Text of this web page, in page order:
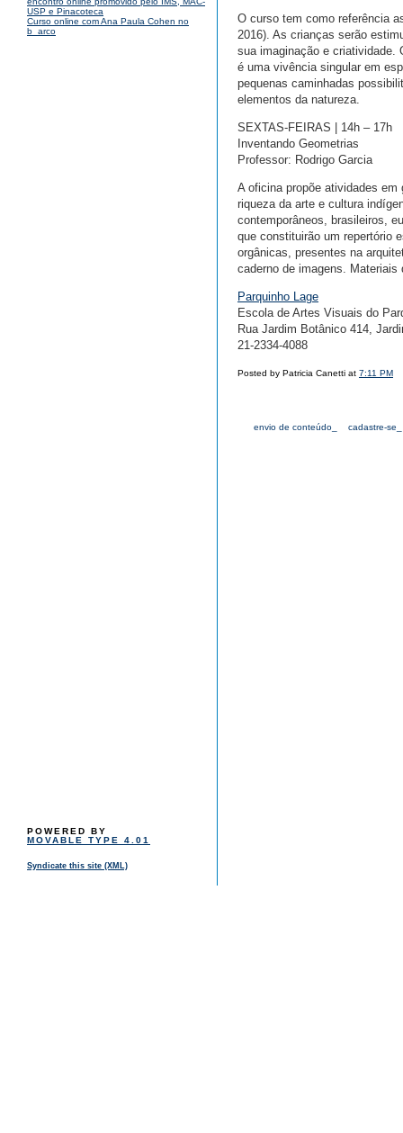
USP e Pinacoteca
Curso online com Ana Paula Cohen no
b_arco
POWERED BY
MOVABLE TYPE 4.01
Syndicate this site (XML)
O curso tem como referência
2016). As crianças serão
sua imaginação e criatividade.
é uma vivência singular em
pequenas caminhadas
elementos da natureza.
SEXTAS-FEIRAS | 14h – 17h
Inventando Geometrias
Professor: Rodrigo Garcia
A oficina propõe atividades
riqueza da arte e cultura
contemporâneos, brasileiros,
que constituirão um repertório
orgânicas, presentes na
caderno de imagens.
Parquinho Lage
Escola de Artes Visuais do
Rua Jardim Botânico 414,
21-2334-4088
Posted by Patricia Canetti at 7:11 PM
envio de conteúdo_ cadastre-se_